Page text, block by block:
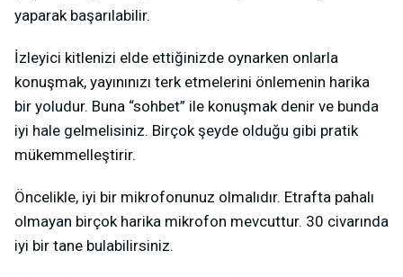
yaparak başarılabilir.
İzleyici kitlenizi elde ettiğinizde oynarken onlarla
konuşmak, yayınınızı terk etmelerini önlemenin harika
bir yoludur. Buna “sohbet” ile konuşmak denir ve bunda
iyi hale gelmelisiniz. Birçok şeyde olduğu gibi pratik
mükemmelleştirir.
Öncelikle, iyi bir mikrofonunuz olmalıdır. Etrafta pahalı
olmayan birçok harika mikrofon mevcuttur. 30 civarında
iyi bir tane bulabilirsiniz.